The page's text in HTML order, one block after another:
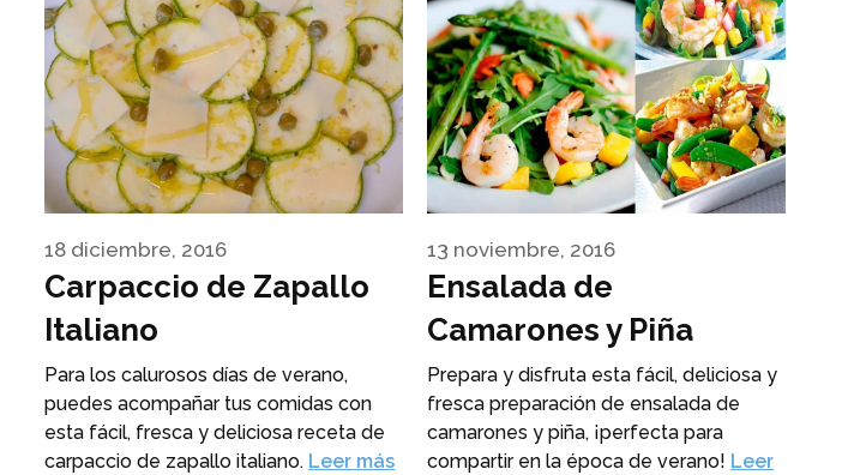
Carpaccio de Zapallo
Italiano
18 diciembre, 2016
Para los calurosos días de verano,
puedes acompañar tus comidas con
esta fácil, fresca y deliciosa receta de
carpaccio de zapallo italiano. Leer más
Ensalada de
Camarones y Piña
13 noviembre, 2016
Prepara y disfruta esta fácil, deliciosa y
fresca preparación de ensalada de
camarones y piña, ¡perfecta para
compartir en la época de verano! Leer